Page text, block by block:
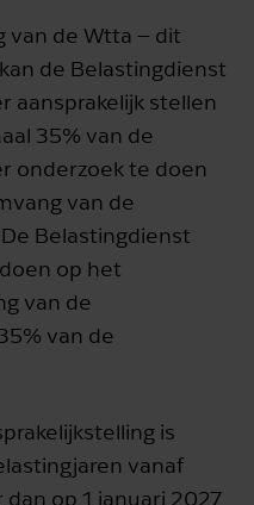
van de Wtta – dit
de Belastingdienst
aansprakelijk stellen
35% van de
onderzoek te doen
van de
Belastingdienst
op het
van de
van de
is
vanaf
op 1 januari 2027